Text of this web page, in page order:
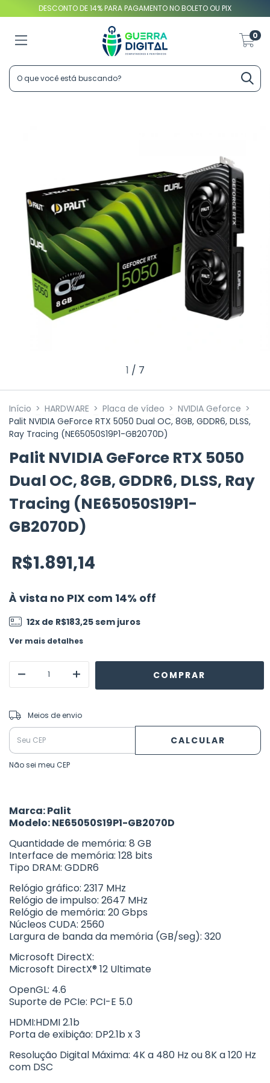
DESCONTO DE 14% PARA PAGAMENTO NO BOLETO OU PIX
0
1 / 7
Início > HARDWARE > Placa de vídeo > NVIDIA Geforce >
Palit NVIDIA GeForce RTX 5050 Dual OC, 8GB, GDDR6, DLSS,
Ray Tracing (NE65050S19P1-GB2070D)
Palit NVIDIA GeForce RTX 5050
Dual OC, 8GB, GDDR6, DLSS, Ray
Tracing (NE65050S19P1-
GB2070D)
R$1.891,14
À vista no PIX com 14% off
12x de R$183,25sem juros
Ver mais detalhes
Entregas para o CEP:
Meios de envio
CALCULAR
Não sei meu CEP
Marca: Palit
Modelo: NE65050S19P1-GB2070D
Quantidade de memória: 8 GB
Interface de memória: 128 bits
Tipo DRAM: GDDR6
Relógio gráfico: 2317 MHz
Relógio de impulso: 2647 MHz
Relógio de memória: 20 Gbps
Núcleos CUDA: 2560
Largura de banda da memória (GB/seg): 320
Microsoft DirectX:
Microsoft DirectX® 12 Ultimate
OpenGL: 4.6
Suporte de PCIe: PCI-E 5.0
HDMI:HDMI 2.1b
Porta de exibição: DP2.1b x 3
Resolução Digital Máxima: 4K a 480 Hz ou 8K a 120 Hz
com DSC